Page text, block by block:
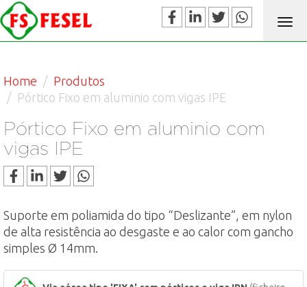
Home
Produtos
Pórtico Fixo em aluminio com vigas IPE
Pórtico Fixo em aluminio com
vigas IPE
Suporte em poliamida do tipo “Deslizante”, em nylon
de alta resistência ao desgaste e ao calor com gancho
simples Ø 14mm.